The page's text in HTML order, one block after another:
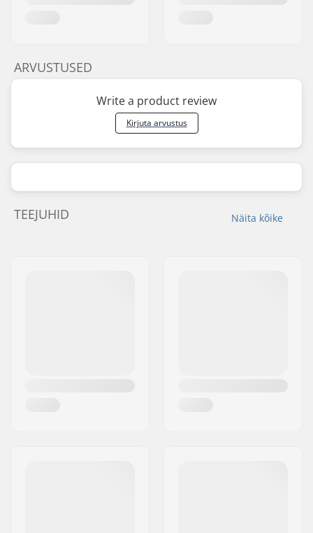
ARVUSTUSED
Write a product review
Kirjuta arvustus
Näita kõike
TEEJUHID